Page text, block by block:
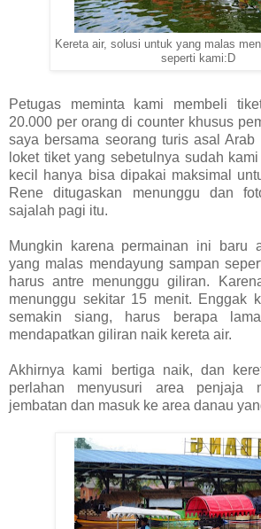
Kereta air, solusi untuk yang malas
seperti kami:D
Petugas meminta kami membeli
20.000 per orang di counter khusus
saya bersama seorang turis asal
loket tiket yang sebetulnya sudah
kecil hanya bisa dipakai maksimal
Rene ditugaskan menunggu dan
sajalah pagi itu.
Mungkin karena permainan ini baru
yang malas mendayung sampan
harus antre menunggu giliran.
menunggu sekitar 15 menit. Enggak
semakin siang, harus berapa
mendapatkan giliran naik kereta air.
Akhirnya kami bertiga naik, dan
perlahan menyusuri area penjaja
jembatan dan masuk ke area danau